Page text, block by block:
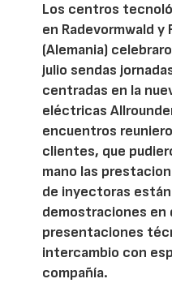
Los centros
en Radevormwald
(Alemania)
julio sendas
centradas en la
eléctricas
encuentros
clientes, que
mano las
de inyectoras
demostraciones en
presentaciones
intercambio con
compañía.